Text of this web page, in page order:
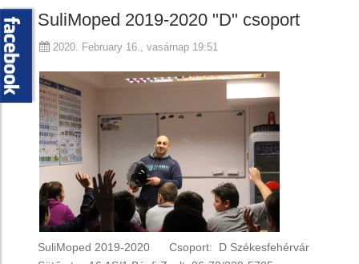
SuliMoped 2019-2020 "D" csoport
2020. February 16., vasárnap 19:51
SuliMoped 2019-2020 Csoport: D Székesfehérvár